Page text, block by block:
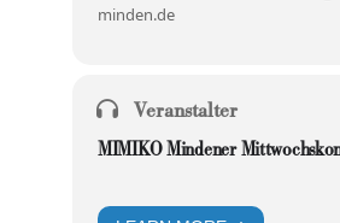
minden.de
Veranstalter
MIMIKO Mindener